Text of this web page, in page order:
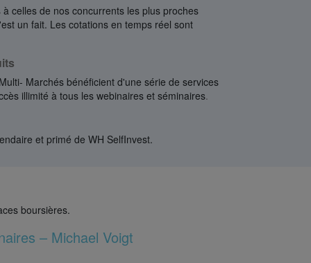
celles de nos concurrents les plus proches
un fait. Les cotations en temps réel sont
Marchés bénéficient d'une série de services
illimité à tous les webinaires et séminaires.
et primé de WH SelfInvest.
boursières.
– Michael Voigt